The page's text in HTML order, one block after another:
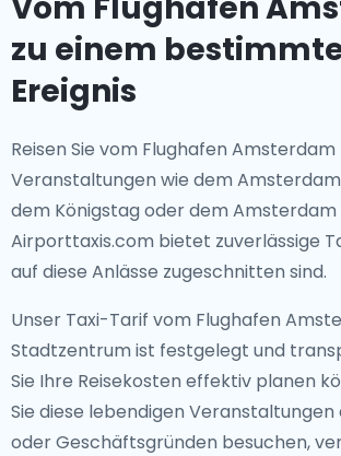
zu einem
Ereignis
Reisen Sie vom Flughafen Amsterdam
Veranstaltungen wie dem
dem Königstag oder dem Amsterdam
Airporttaxis.com bietet zuverlässige
auf diese Anlässe zugeschnitten sind.
Unser Taxi-Tarif vom Flughafen
Stadtzentrum ist festgelegt und
Sie Ihre Reisekosten effektiv planen
Sie diese lebendigen Veranstaltungen
oder Geschäftsgründen besuchen,